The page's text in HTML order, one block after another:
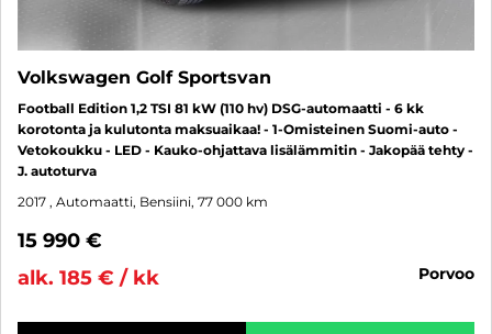
Volkswagen Golf Sportsvan
Football Edition 1,2 TSI 81 kW (110 hv) DSG-automaatti - 6 kk
korotonta ja kulutonta maksuaikaa! - 1-Omisteinen Suomi-auto -
Vetokoukku - LED - Kauko-ohjattava lisälämmitin - Jakopää tehty -
J. autoturva
2017 , Automaatti, Bensiini, 77 000 km
15 990 €
alk. 185 € / kk
porvoo